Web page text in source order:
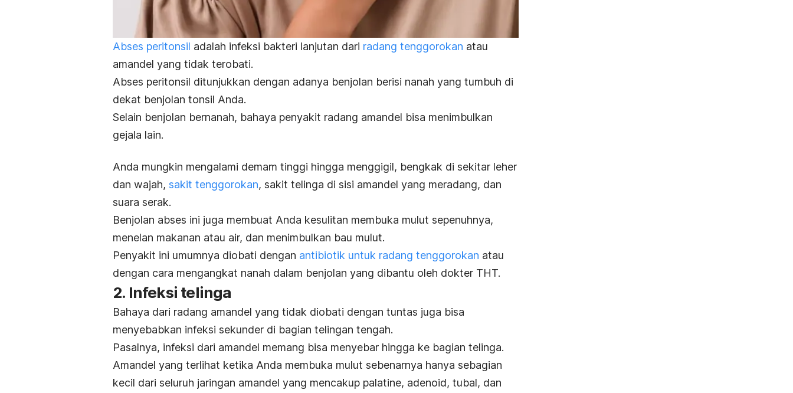
Abses peritonsil adalah infeksi bakteri lanjutan dari radang tenggorokan atau
amandel yang tidak terobati.
Abses peritonsil ditunjukkan dengan adanya benjolan berisi nanah yang tumbuh di
dekat benjolan tonsil Anda.
Selain benjolan bernanah, bahaya penyakit radang amandel bisa menimbulkan
gejala lain.
Anda mungkin mengalami demam tinggi hingga menggigil, bengkak di sekitar leher
dan wajah, sakit tenggorokan, sakit telinga di sisi amandel yang meradang, dan
suara serak.
Benjolan abses ini juga membuat Anda kesulitan membuka mulut sepenuhnya,
menelan makanan atau air, dan menimbulkan bau mulut.
Penyakit ini umumnya diobati dengan antibiotik untuk radang tenggorokan atau
dengan cara mengangkat nanah dalam benjolan yang dibantu oleh dokter THT.
2. Infeksi telinga
Bahaya dari radang amandel yang tidak diobati dengan tuntas juga bisa
menyebabkan infeksi sekunder di bagian telingan tengah.
Pasalnya, infeksi dari amandel memang bisa menyebar hingga ke bagian telinga.
Amandel yang terlihat ketika Anda membuka mulut sebenarnya hanya sebagian
kecil dari seluruh jaringan amandel yang mencakup palatine, adenoid, tubal, dan